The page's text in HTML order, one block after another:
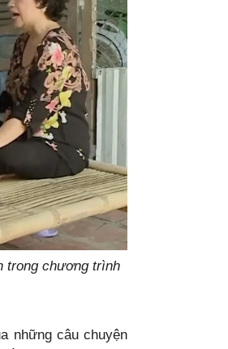
trong chương trình
những câu chuyện